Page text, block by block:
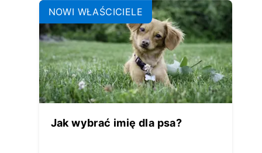
NOWI WŁAŚCICIELE
Jak wybrać imię dla psa?